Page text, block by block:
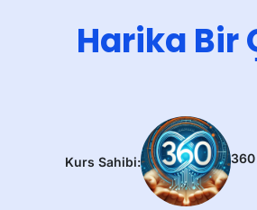
Harika Bir
Kurs Sahibi: 360